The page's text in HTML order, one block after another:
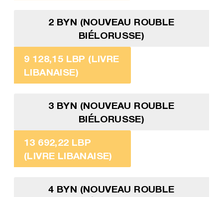
2 BYN (NOUVEAU ROUBLE
BIÉLORUSSE)
9 128,15 LBP (LIVRE
LIBANAISE)
3 BYN (NOUVEAU ROUBLE
BIÉLORUSSE)
13 692,22 LBP
(LIVRE LIBANAISE)
4 BYN (NOUVEAU ROUBLE